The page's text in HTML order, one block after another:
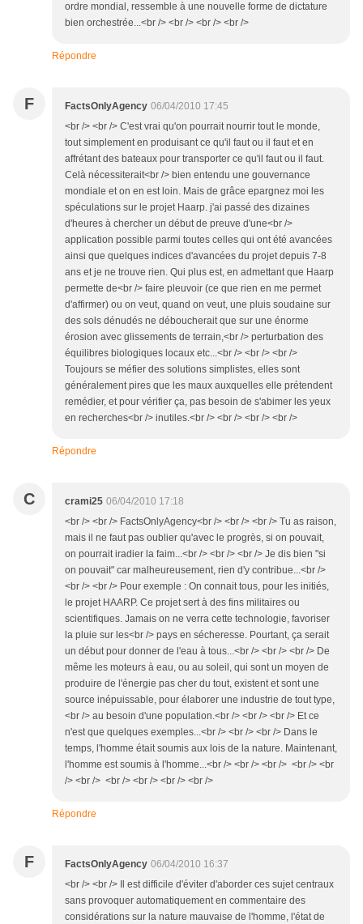
ordre mondial, ressemble à une nouvelle forme de dictature
bien orchestrée...<br /> <br /> <br /> <br />
Répondre
F FactsOnlyAgency 06/04/2010 17:45
<br /> <br /> C'est vrai qu'on pourrait nourrir tout le monde,
tout simplement en produisant ce qu'il faut ou il faut et en
affrétant des bateaux pour transporter ce qu'il faut ou il faut.
Celà nécessiterait<br /> bien entendu une gouvernance
mondiale et on en est loin. Mais de grâce epargnez moi les
spéculations sur le projet Haarp. j'ai passé des dizaines
d'heures à chercher un début de preuve d'une<br />
application possible parmi toutes celles qui ont été avancées
ainsi que quelques indices d'avancées du projet depuis 7-8
ans et je ne trouve rien. Qui plus est, en admettant que Haarp
permette de<br /> faire pleuvoir (ce que rien en me permet
d'affirmer) ou on veut, quand on veut, une pluis soudaine sur
des sols dénudés ne déboucherait que sur une énorme
érosion avec glissements de terrain,<br /> perturbation des
équilibres biologiques locaux etc...<br /> <br /> <br />
Toujours se méfier des solutions simplistes, elles sont
généralement pires que les maux auxquelles elle prétendent
remédier, et pour vérifier ça, pas besoin de s'abimer les yeux
en recherches<br /> inutiles.<br /> <br /> <br /> <br />
Répondre
C crami25 06/04/2010 17:18
<br /> <br /> FactsOnlyAgency<br /> <br /> <br /> Tu as raison,
mais il ne faut pas oublier qu'avec le progrès, si on pouvait,
on pourrait iradier la faim...<br /> <br /> <br /> Je dis bien "si
on pouvait" car malheureusement, rien d'y contribue...<br />
<br /> <br /> Pour exemple : On connait tous, pour les initiés,
le projet HAARP. Ce projet sert à des fins militaires ou
scientifiques. Jamais on ne verra cette technologie, favoriser
la pluie sur les<br /> pays en sécheresse. Pourtant, ça serait
un début pour donner de l'eau à tous...<br /> <br /> <br /> De
même les moteurs à eau, ou au soleil, qui sont un moyen de
produire de l'énergie pas cher du tout, existent et sont une
source inépuissable, pour élaborer une industrie de tout type,
<br /> au besoin d'une population.<br /> <br /> <br /> Et ce
n'est que quelques exemples...<br /> <br /> <br /> Dans le
temps, l'homme était soumis aux lois de la nature. Maintenant,
l'homme est soumis à l'homme...<br /> <br /> <br /> <br /> <br
/> <br /> <br /> <br /> <br /> <br />
Répondre
F FactsOnlyAgency 06/04/2010 16:37
<br /> <br /> Il est difficile d'éviter d'aborder ces sujet centraux
sans provoquer automatiquement en commentaire des
considérations sur la nature mauvaise de l'homme, l'état de